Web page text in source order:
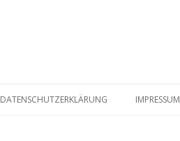
DATENSCHUTZERKLÄRUNG IMPRESSUM